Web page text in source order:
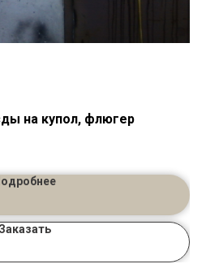
на купол, флюгер
Заказать